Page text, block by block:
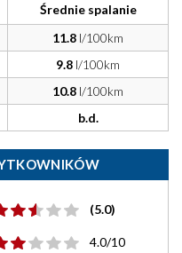
Średnie spalanie
11.8 l/100km
9.8 l/100km
10.8 l/100km
b.d.
(5.0)
4.0/10